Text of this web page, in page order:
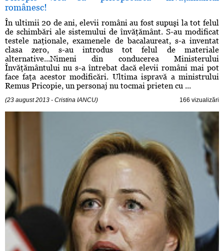
românesc!
În ultimii 20 de ani, elevii români au fost supuşi la tot felul
de schimbări ale sistemului de învăţământ. S-au modificat
testele naţionale, examenele de bacalaureat, s-a inventat
clasa zero, s-au introdus tot felul de materiale
alternative...Nimeni din conducerea Ministerului
Învăţământului nu s-a întrebat dacă elevii români mai pot
face faţa acestor modificări. Ultima ispravă a ministrului
Remus Pricopie, un personaj nu tocmai prieten cu ...
(23 august 2013 - Cristina IANCU) 166 vizualizări